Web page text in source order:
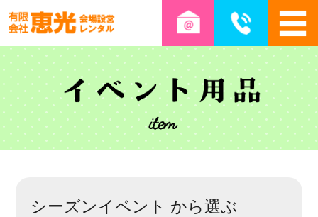
シーズンイベント から選ぶ